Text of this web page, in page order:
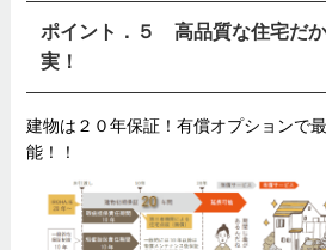
ポイント．５ 高品質な住宅だ
実！
建物は２０年保証！有償オプションで
能！！